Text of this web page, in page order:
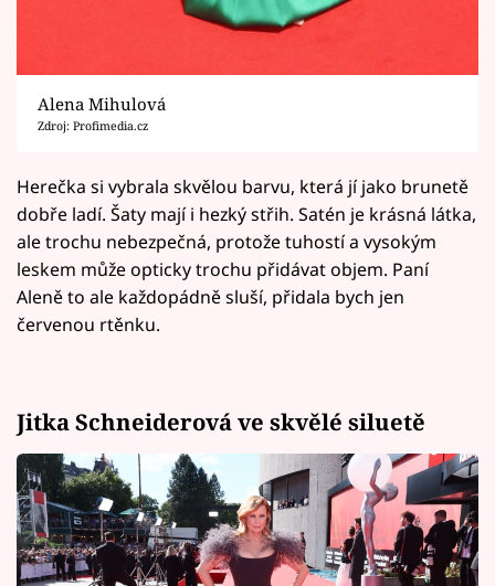
Alena Mihulová
Zdroj: Profimedia.cz
Herečka si vybrala skvělou barvu, která jí jako brunetě
dobře ladí. Šaty mají i hezký střih. Satén je krásná látka,
ale trochu nebezpečná, protože tuhostí a vysokým
leskem může opticky trochu přidávat objem. Paní
Aleně to ale každopádně sluší, přidala bych jen
červenou rtěnku.
Jitka Schneiderová ve skvělé siluetě